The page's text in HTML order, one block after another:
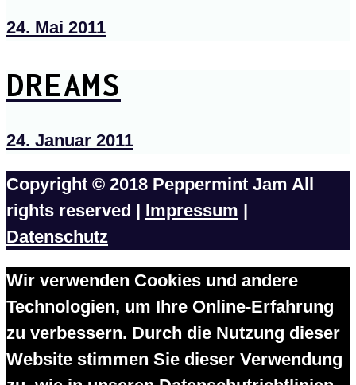
24. Mai 2011
DREAMS
24. Januar 2011
Copyright © 2018 Peppermint Jam All
rights reserved | Impressum
Datenschutz
Wir verwenden Cookies und andere
Technologien, um Ihre Online-Erfahrung
zu verbessern. Durch die Nutzung dieser
Website stimmen Sie dieser Verwendung